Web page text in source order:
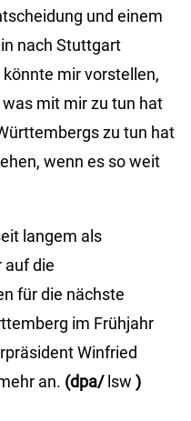
und einem
nach Stuttgart
mir vorstellen,
mit mir zu tun hat
zu tun hat
wenn es so weit
langem als
auf die
für die nächste
im Frühjahr
Winfried
an. (dpa/lsw )